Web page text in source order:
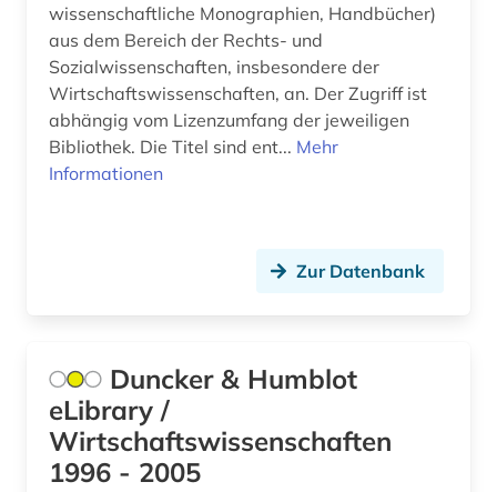
open science (1)
operations research (1)
organisationsverhalten (1)
politik (2)
politikwissenschaft (6)
wissenschaftliche Monographien, Handbücher)
aus dem Bereich der Rechts- und
Sozialwissenschaften, insbesondere der
Wirtschaftswissenschaften, an. Der Zugriff ist
abhängig vom Lizenzumfang der jeweiligen
Bibliothek. Die Titel sind ent... Mehr
Informationen
Zur Datenbank
Duncker & Humblot
eLibrary /
Wirtschaftswissenschaften
1996 - 2005